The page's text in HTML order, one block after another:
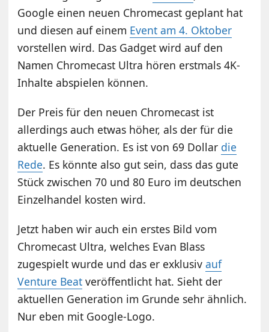
Google einen neuen Chromecast geplant hat
und diesen auf einem Event am 4. Oktober
vorstellen wird. Das Gadget wird auf den
Namen Chromecast Ultra hören erstmals 4K-
Inhalte abspielen können.
Der Preis für den neuen Chromecast ist
allerdings auch etwas höher, als der für die
aktuelle Generation. Es ist von 69 Dollar die
Rede. Es könnte also gut sein, dass das gute
Stück zwischen 70 und 80 Euro im deutschen
Einzelhandel kosten wird.
Jetzt haben wir auch ein erstes Bild vom
Chromecast Ultra, welches Evan Blass
zugespielt wurde und das er exklusivauf
Venture Beat veröffentlicht hat. Sieht der
aktuellen Generation im Grunde sehr ähnlich.
Nur eben mit Google-Logo.